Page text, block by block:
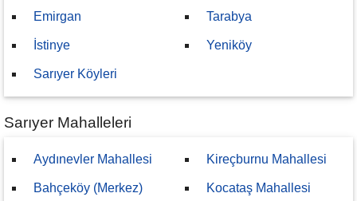
Emirgan
İstinye
Sarıyer Köyleri
Tarabya
Yeniköy
Sarıyer Mahalleleri
Aydınevler Mahallesi
Bahçeköy (Merkez)
Kireçburnu Mahallesi
Kocataş Mahallesi